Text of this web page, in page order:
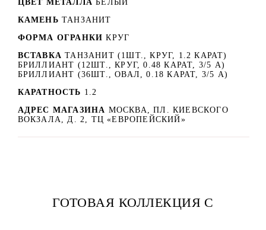
ЦВЕТ МЕТАЛЛА БЕЛЫЙ
КАМЕНЬ ТАНЗАНИТ
ФОРМА ОГРАНКИ КРУГ
ВСТАВКА ТАНЗАНИТ (1ШТ., КРУГ, 1.2 КАРАТ)
БРИЛЛИАНТ (12ШТ., КРУГ, 0.48 КАРАТ, 3/5 А)
БРИЛЛИАНТ (36ШТ., ОВАЛ, 0.18 КАРАТ, 3/5 А)
КАРАТНОСТЬ 1.2
АДРЕС МАГАЗИНА МОСКВА, ПЛ. КИЕВСКОГО
ВОКЗАЛА, Д. 2, ТЦ «ЕВРОПЕЙСКИЙ»
ГОТОВАЯ КОЛЛЕКЦИЯ С